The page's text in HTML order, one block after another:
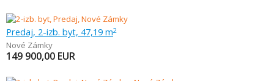
Predaj, 2-izb. byt, 47,19 m2
Nové Zámky
149 900,00 EUR